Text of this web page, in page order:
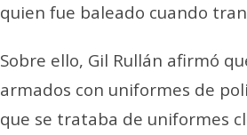
quien fue baleado cuando
Sobre ello, Gil Rullán afirmó
armados con uniformes de
que se trataba de uniformes